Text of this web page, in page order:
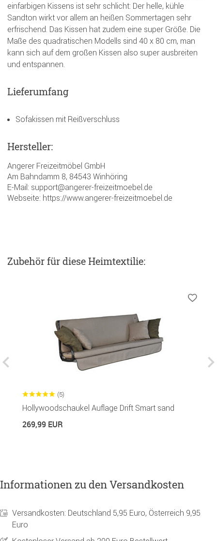
einfarbigen Kissens ist sehr schlicht: Der helle, kühle
Sandton wirkt vor allem an heißen Sommertagen sehr
erfrischend. Das Kissen hat zudem eine super Größe. Die
Maße des quadratischen Modells sind 40 x 80 cm, man
kann sich auf dem großen Kissen also super ausbreiten
und entspannen.
Lieferumfang
Sofakissen mit Reißverschluss
Hersteller:
Angerer Freizeitmöbel GmbH
Am Bahndamm 8, 84543 Winhöring
E-Mail: support@angerer-freizeitmoebel.de
Webseite: https://www.angerer-freizeitmoebel.de
Zubehörfür diese Heimtextilie:
(5)
Hollywoodschaukel Auflage Drift Smart sand
269,99 EUR
Informationen zu den Versandkosten
Versandkosten: Deutschland 5,95 Euro, Österreich 9,95
Euro